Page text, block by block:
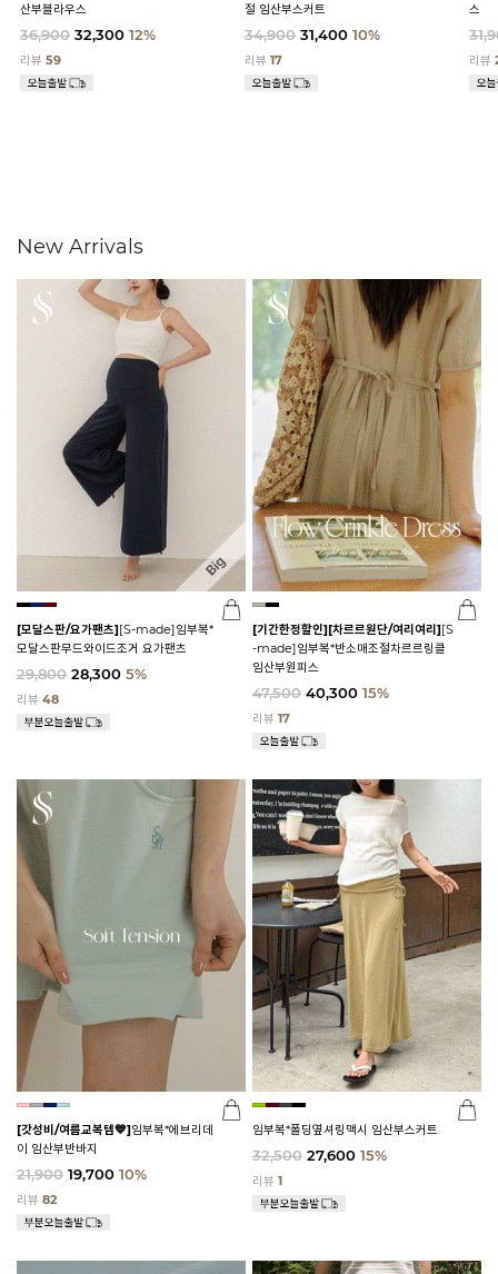
산부블라우스
36,900 32,300 12%
리뷰 59
절 임산부스커트
34,900 31,400 10%
리뷰17
스
리뷰
New Arrivals
[모달스판/요가팬츠][S-made]임부복*
모달스판무드와이드조거 요가팬츠
29,800 28,300 5%
리뷰 48
[기간한정할인][차르르원단/여리여리][S
-made]임부복*반소매조절차르르링클
임산부원피스
47,500 40,300 15%
리뷰 17
[갓성비/여름교복템💙]임부복*에브리데
이 임산부반바지
21,900 19,700 10%
리뷰 82
임부복*폴딩옆셔링맥시 임산부스커트
32,500 27,600 15%
리뷰 1